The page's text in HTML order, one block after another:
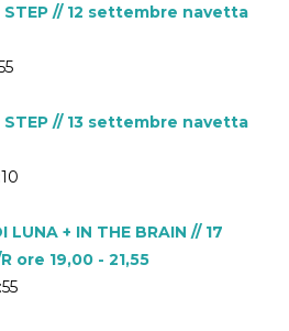
STEP // 12 settembre navetta
STEP // 13 settembre navetta
LUNA + IN THE BRAIN // 17
ore 19,00 - 21,55